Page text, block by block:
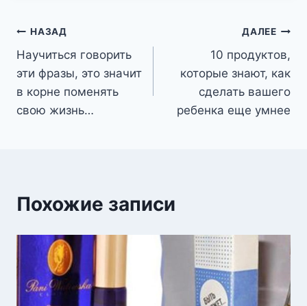
Навигация
по
записям
НАЗАД
Научиться говорить
эти фразы, это значит
в корне поменять
свою жизнь…
ДАЛЕЕ
10 продуктов,
которые знают, как
сделать вашего
ребенка еще умнее
Похожие записи